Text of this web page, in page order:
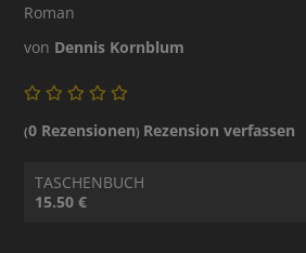
Roman
von Dennis Kornblum
(0 Rezensionen) Rezension verfassen
TASCHENBUCH
15.50 €